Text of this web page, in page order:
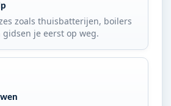
zoals thuisbatterijen, boilers
je eerst op weg.